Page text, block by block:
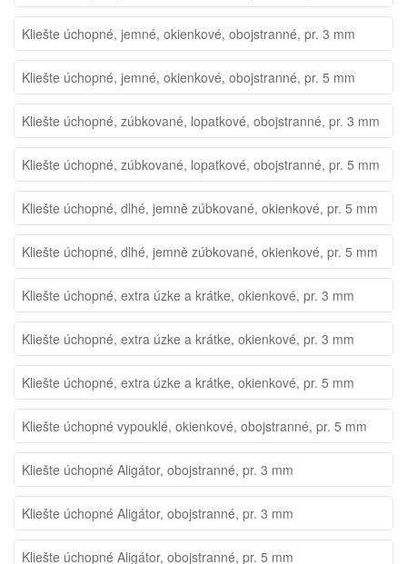
Kliešte úchopné, jemné, okienkové, obojstranné, pr. 3 mm
Kliešte úchopné, jemné, okienkové, obojstranné, pr. 5 mm
Kliešte úchopné, zúbkované, lopatkové, obojstranné, pr. 3 mm
Kliešte úchopné, zúbkované, lopatkové, obojstranné, pr. 5 mm
Kliešte úchopné, dlhé, jemně zúbkované, okienkové, pr. 5 mm
Kliešte úchopné, dlhé, jemně zúbkované, okienkové, pr. 5 mm
Kliešte úchopné, extra úzke a krátke, okienkové, pr. 3 mm
Kliešte úchopné, extra úzke a krátke, okienkové, pr. 3 mm
Kliešte úchopné, extra úzke a krátke, okienkové, pr. 5 mm
Kliešte úchopné vypouklé, okienkové, obojstranné, pr. 5 mm
Kliešte úchopné Aligátor, obojstranné, pr. 3 mm
Kliešte úchopné Aligátor, obojstranné, pr. 3 mm
Kliešte úchopné Aligátor, obojstranné, pr. 5 mm